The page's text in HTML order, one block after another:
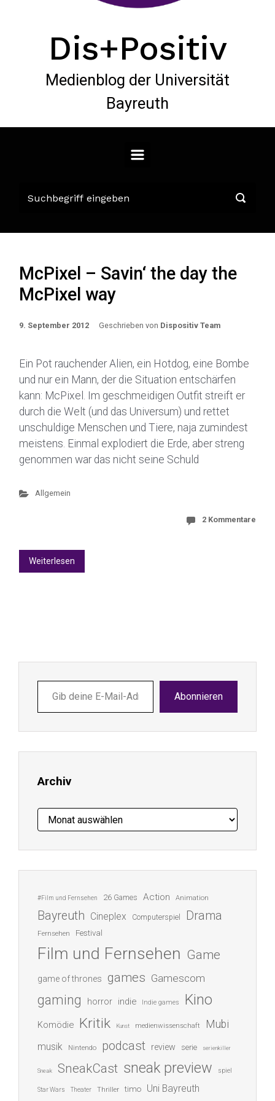
Dis+Positiv
Medienblog der Universität
Bayreuth
McPixel – Savin‘ the day the
McPixel way
9. September 2012 Geschrieben von Dispositiv Team
Ein Pot rauchender Alien, ein Hotdog, eine Bombe
und nur ein Mann, der die Situation entschärfen
kann: McPixel. Im geschmeidigen Outfit streift er
durch die Welt (und das Universum) und rettet
unschuldige Menschen und Tiere, naja zumindest
meistens. Einmal explodiert die Erde, aber streng
genommen war das nicht seine Schuld
Allgemein
2 Kommentare
Weiterlesen
deine
E-
ein ...
Abonnieren
Archiv
Archiv
#Film und Fernsehen 26 Games Action Animation
Bayreuth Cineplex Computerspiel Drama
Fernsehen Festival
Film und Fernsehen Game
game of thrones games Gamescom
gaming horror indie Indie games Kino
Komödie Kritik Kunst medienwissenschaft Mubi
musik Nintendo podcast review serie serienkiller
Sneak SneakCast sneak preview spiel
Star Wars Theater Thriller timo Uni Bayreuth